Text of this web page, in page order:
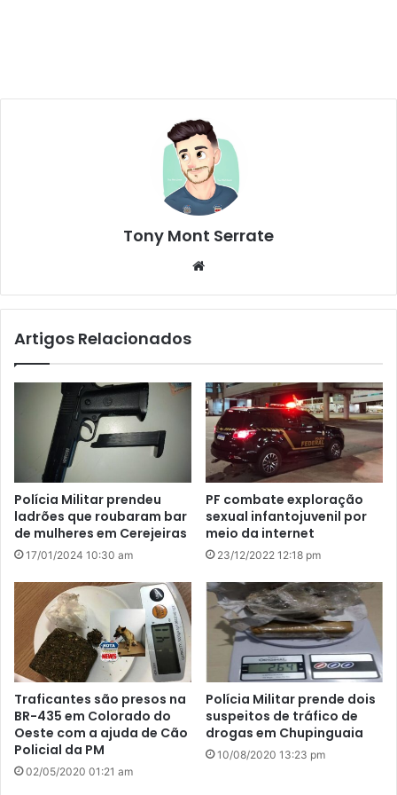
Tony Mont Serrate
te
Artigos Relacionados
Polícia Militar prendeu
ladrões que roubaram bar
de mulheres em Cerejeiras
17/01/2024 10:30 am
PF combate exploração
sexual infantojuvenil por
meio da internet
23/12/2022 12:18 pm
Traficantes são presos na
BR-435 em Colorado do
Oeste com a ajuda de Cão
Policial da PM
02/05/2020 01:21 am
Polícia Militar prende dois
suspeitos de tráfico de
drogas em Chupinguaia
10/08/2020 13:23 pm